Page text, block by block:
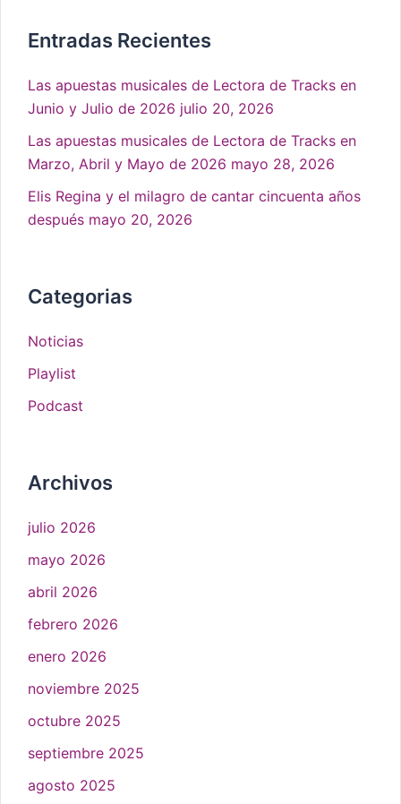
Entradas Recientes
Las apuestas musicales de Lectora de Tracks en
Junio y Julio de 2026 julio 20, 2026
Las apuestas musicales de Lectora de Tracks en
Marzo, Abril y Mayo de 2026 mayo 28, 2026
Elis Regina y el milagro de cantar cincuenta años
después mayo 20, 2026
Categorias
Noticias
Playlist
Podcast
Archivos
julio 2026
mayo 2026
abril 2026
febrero 2026
enero 2026
noviembre 2025
octubre 2025
septiembre 2025
agosto 2025